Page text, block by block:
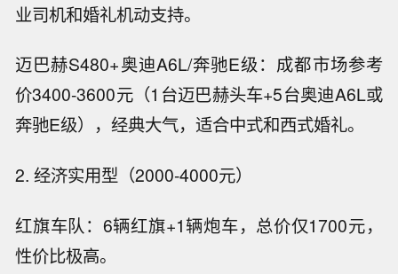
业司机和婚礼机动支持。
迈巴赫S480+奥迪A6L/奔驰E级：成都市场参考
价3400-3600元（1台迈巴赫头车+5台奥迪A6L或
奔驰E级），经典大气，适合中式和西式婚礼。
2. 经济实用型（2000-4000元）
红旗车队：6辆红旗+1辆炮车，总价仅1700元，
性价比极高。